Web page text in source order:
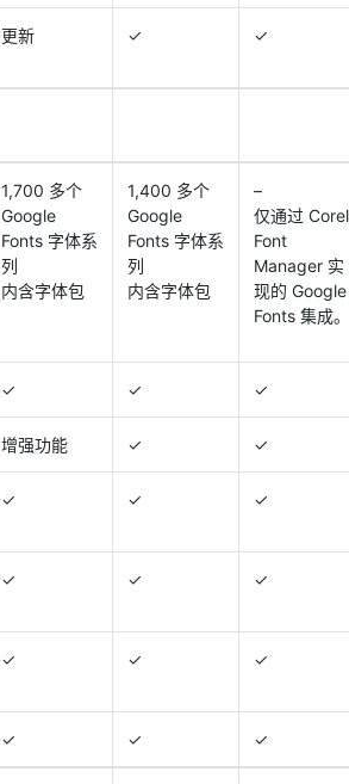
更新 ✓ ✓
1,700 多个
Google
Fonts 字体系
列
内含字体包
1,400 多个
Google
Fonts 字体系
列
内含字体包
–
仅通过 Corel
Font
Manager 实
现的 Google
Fonts 集成。
✓ ✓ ✓
增强功能 ✓ ✓
✓ ✓ ✓
✓ ✓ ✓
✓ ✓ ✓
✓ ✓ ✓